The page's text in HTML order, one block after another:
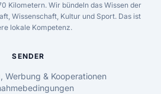
Kilometern. Wir bündeln das Wissen der
Wissenschaft, Kultur und Sport. Das ist
lokale Kompetenz.
SENDER
Werbung & Kooperationen